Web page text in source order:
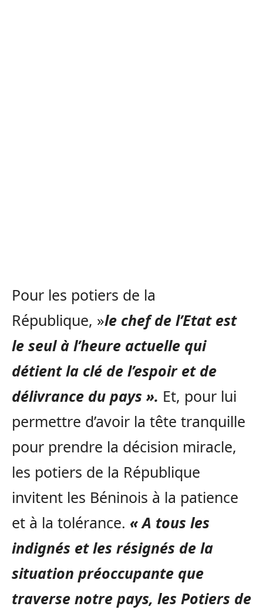
Pour les potiers de la
République, »le chef de l’Etat est
le seul à l’heure actuelle qui
détient la clé de l’espoir et de
délivrance du pays ». Et, pour lui
permettre d’avoir la tête tranquille
pour prendre la décision miracle,
les potiers de la République
invitent les Béninois à la patience
et à la tolérance. « A tous les
indignés et les résignés de la
situation préoccupante que
traverse notre pays, les Potiers de